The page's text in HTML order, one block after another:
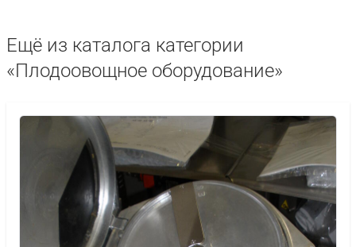
Ещё из каталога категории
«Плодоовощное оборудование»